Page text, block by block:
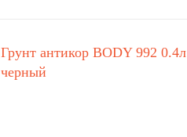
Грунт антикор BODY 992 0.4л
черный